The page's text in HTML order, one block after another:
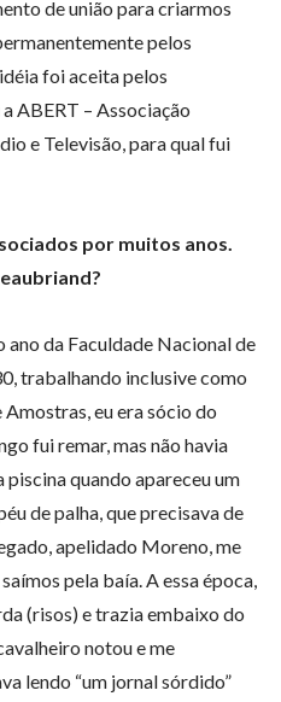
de união para criarmos
pelos
foi aceita pelos
ABERT – Associação
e Televisão, para qual fui
por muitos anos.
da Faculdade Nacional de
trabalhando inclusive como
eu era sócio do
fui remar, mas não havia
quando apareceu um
de palha, que precisava de
apelidado Moreno, me
pela baía. A essa época,
(risos) e trazia embaixo do
notou e me
lendo “um jornal sórdido”